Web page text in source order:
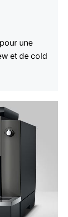
une
et de cold